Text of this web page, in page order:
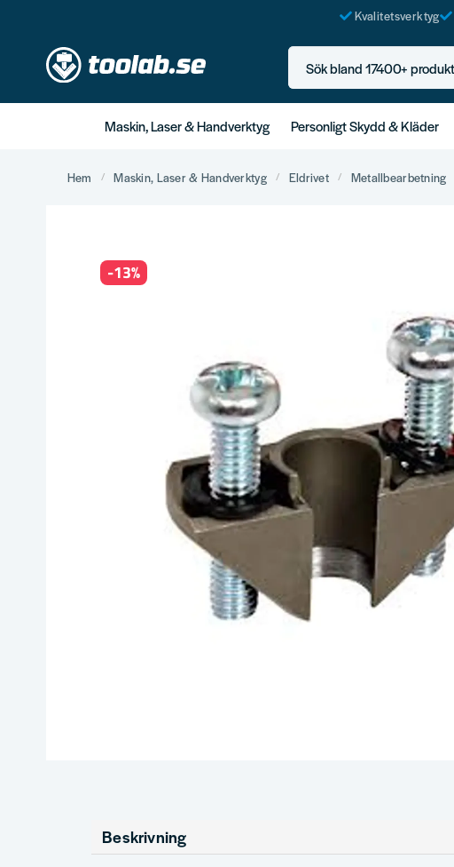
Kvalitetsverktyg
Sök bland 17400+ produkter..
Maskin, Laser & Handverktyg Personligt Skydd & Kläder
Hem Maskin, Laser & Handverktyg Eldrivet Metallbearbetning
-13%
Beskrivning